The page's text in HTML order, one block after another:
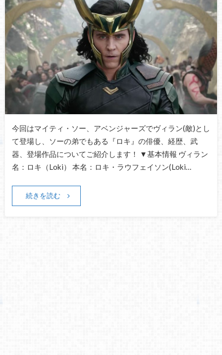
今回はマイティ・ソー、アベンジャーズでヴィラン(敵)とし
て登場し、ソーの弟でもある『ロキ』の俳優、経歴、武
器、登場作品についてご紹介します！ ▼基本情報 ヴィラン
名：ロキ（Loki） 本名：ロキ・ラウフェイソン(Loki…
続きを読む